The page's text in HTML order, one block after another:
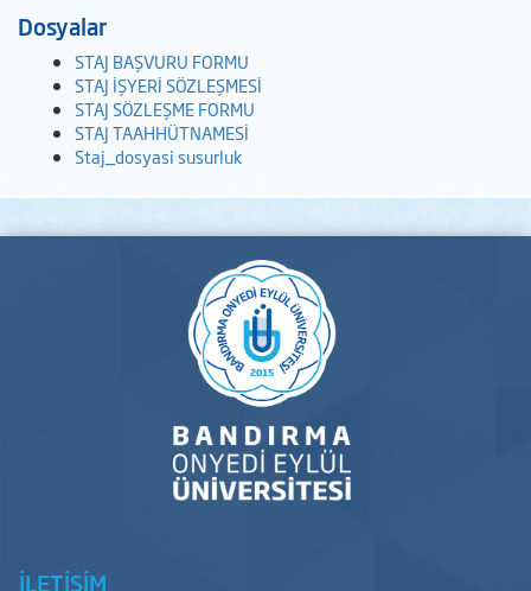
Dosyalar
STAJ BAŞVURU FORMU
STAJ İŞYERİ SÖZLEŞMESİ
STAJ SÖZLEŞME FORMU
STAJ TAAHHÜTNAMESİ
Staj_dosyasi susurluk
İLETİŞİM